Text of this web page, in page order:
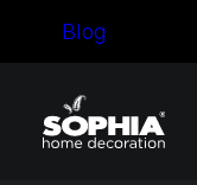
Blog